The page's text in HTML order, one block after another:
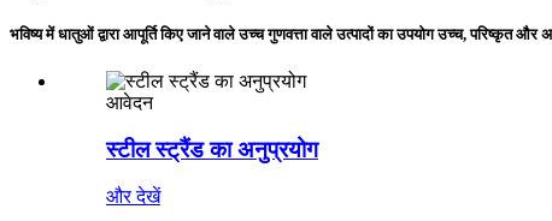
भविष्य में धातुओं द्वारा आपूर्ति किए जाने वाले उच्च गुणवत्ता वाले उत्पादों का उपयोग उच्च, परिष्कृत और
आवेदन
स्टील स्ट्रैंड का अनुप्रयोग
और देखें